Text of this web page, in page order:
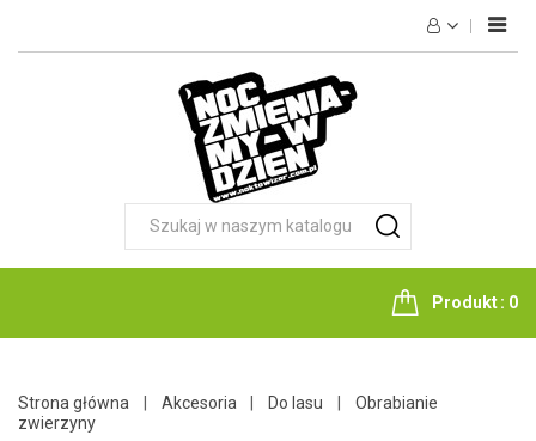
NOKTOWIZJA
NOŻE
AKCESORIA
Produkt 0
Strona główna Akcesoria Do lasu
Obrabianie
zwierzyny